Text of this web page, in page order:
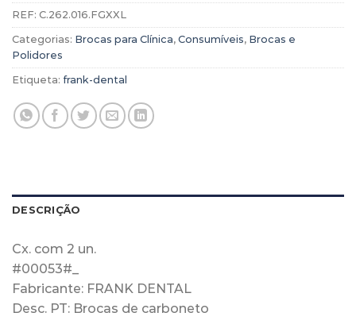
REF: C.262.016.FGXXL
Categorias: Brocas para Clínica, Consumíveis, Brocas e
Polidores
Etiqueta: frank-dental
DESCRIÇÃO
Cx. com 2 un.
#00053#_
Fabricante: FRANK DENTAL
Desc. PT: Brocas de carboneto